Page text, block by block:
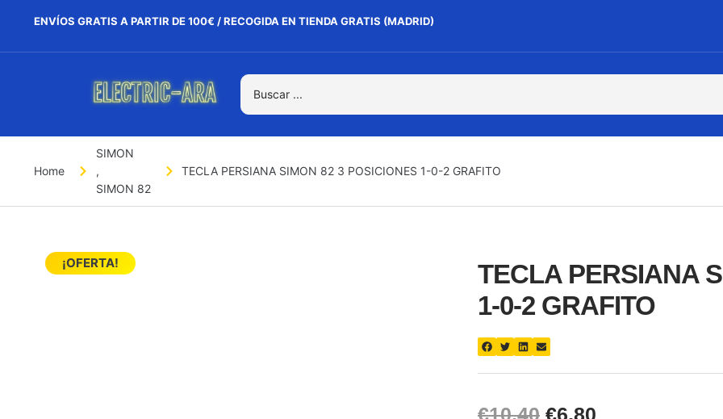
ENVÍOS GRATIS A PARTIR DE 100€ / RECOGIDA EN TIENDA GRATIS (MADRID)
Home
SIMON
,
SIMON 82
TECLA PERSIANA SIMON 82 3 POSICIONES 1-0-2 GRAFITO
¡OFERTA!
TECLA PERSIANA
1-0-2 GRAFITO
€10,40 €6,80